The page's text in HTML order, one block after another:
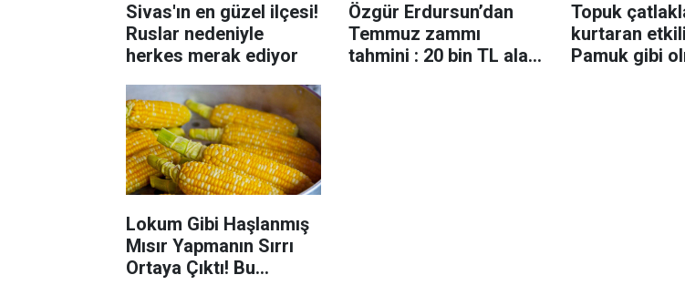
Sivas'ın en güzel ilçesi!
Ruslar nedeniyle
herkes merak ediyor
Özgür Erdursun’dan
Temmuz zammı
tahmini : 20 bin TL alan
Topuk
kurtaran
Pamuk gibi
Lokum Gibi Haşlanmış
Mısır Yapmanın Sırrı
Ortaya Çıktı! Bu